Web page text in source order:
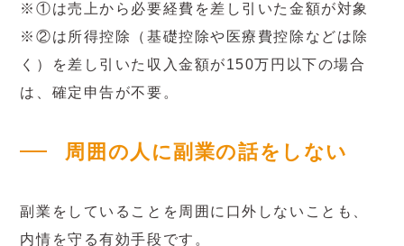
※①は売上から必要経費を差し引いた金額が対象
※②は所得控除（基礎控除や医療費控除などは除
く）を差し引いた収入金額が150万円以下の場合
は、確定申告が不要。
周囲の人に副業の話をしない
副業をしていることを周囲に口外しないことも、
内情を守る有効手段です。